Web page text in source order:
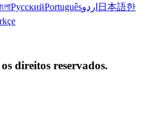
РусскийPortuguêsاردو 日本語한
direitos reservados.